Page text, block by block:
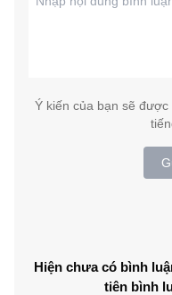
Ý kiến của bạn sẽ
Hiện chưa có bình
tiên bình